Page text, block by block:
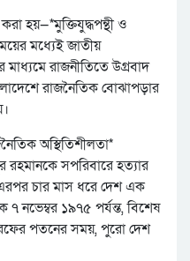
হয়—*মুক্তিযুদ্ধপন্থী ও
মধ্যেই জাতীয়
মাধ্যমে রাজনীতিতে উগ্রবাদ
রাজনৈতিক বোঝাপড়ার
অস্থিতিশীলতা*
সপরিবারে হত্যার
চার মাস ধরে দেশ এক
নভেম্বর ১৯৭৫ পর্যন্ত, বিশেষ
পতনের সময়, পুরো দেশ